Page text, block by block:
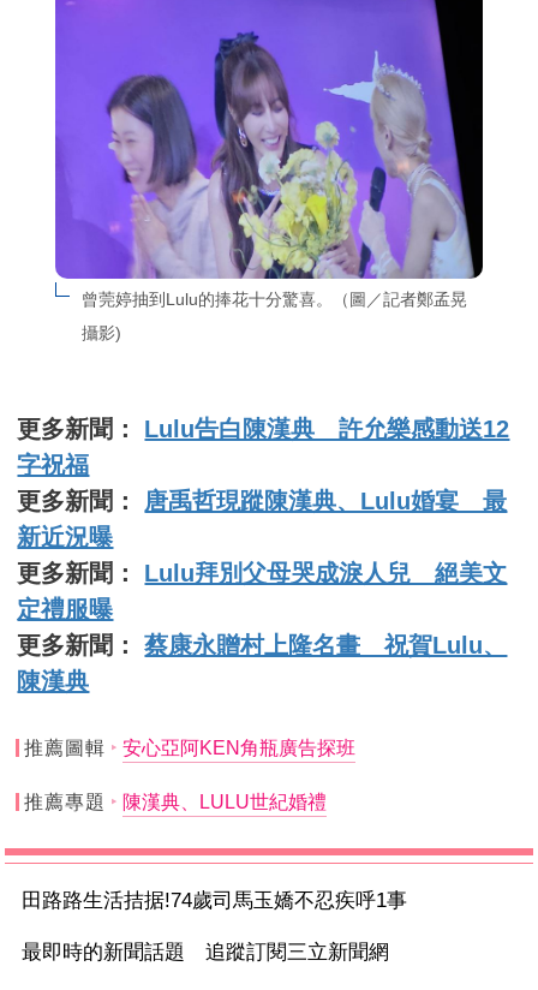
曾莞婷抽到Lulu的捧花十分驚喜。（圖／記者鄭孟晃
攝影)
更多新聞： Lulu告白陳漢典 許允樂感動送12
字祝福
更多新聞： 唐禹哲現蹤陳漢典、Lulu婚宴 最
新近況曝
更多新聞： Lulu拜別父母哭成淚人兒 絕美文
定禮服曝
更多新聞：蔡康永贈村上隆名畫 祝賀Lulu、
陳漢典
推薦圖輯 安心亞阿KEN角瓶廣告探班
推薦專題 陳漢典、LULU世紀婚禮
田路路生活拮据!74歲司馬玉嬌不忍疾呼1事
最即時的新聞話題 追蹤訂閱三立新聞網